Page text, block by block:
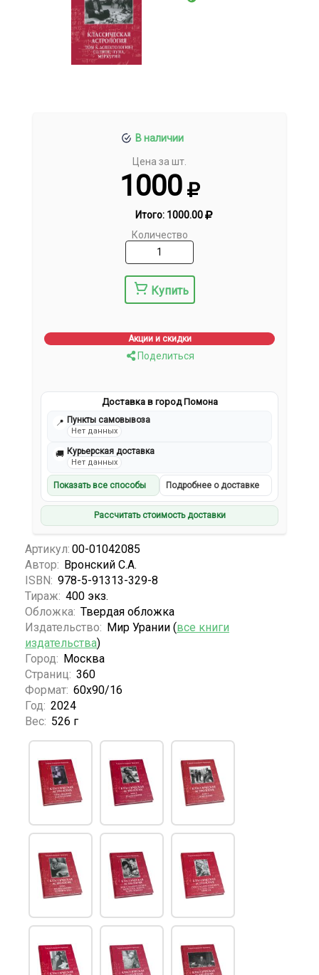
В наличии
Цена за шт.
1000
Итого: 1000.00
Количество
Купить
Акции и скидки
Поделиться
Доставка в город Помона
📍 Пункты самовывоза
Нет данных
🚚 Курьерская доставка
Нет данных
Показать все способы Подробнее о доставке
Рассчитать стоимость доставки
Артикул: 00-01042085
Автор: Вронский С.А.
ISBN: 978-5-91313-329-8
Тираж: 400 экз.
Обложка: Твердая обложка
Издательство: Мир Урании (все книги
издательства)
Город: Москва
Страниц: 360
Формат: 60x90/16
Год: 2024
Вес: 526 г